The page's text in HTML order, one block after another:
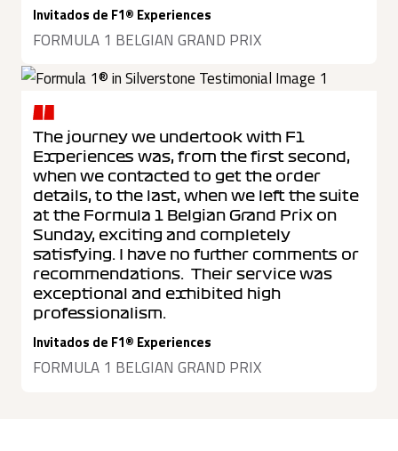
Invitados de F1® Experiences
FORMULA 1 BELGIAN GRAND PRIX
The journey we undertook with F1
Experiences was, from the first second,
when we contacted to get the order
details, to the last, when we left the suite
at the Formula 1 Belgian Grand Prix on
Sunday, exciting and completely
satisfying. I have no further comments or
recommendations. Their service was
exceptional and exhibited high
professionalism.
Invitados de F1® Experiences
FORMULA 1 BELGIAN GRAND PRIX